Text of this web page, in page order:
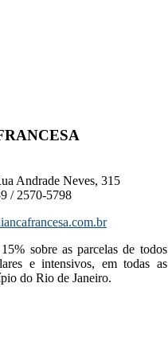
Andrade Neves, 315
/ 2570-5798
15% sobre as parcelas de todos
e intensivos, em todas as
do Rio de Janeiro.